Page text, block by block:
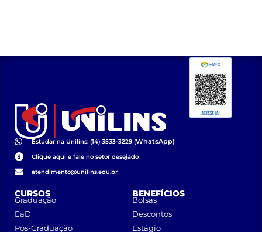
Estudar na Unilins: (14) 3533-3229 (WhatsApp)
Clique aqui e fale no setor desejado
atendimento@unilins.edu.br
CURSOS
Graduação
EaD
Pós-Graduação
BENEFÍCIOS
Bolsas
Descontos
Estágio